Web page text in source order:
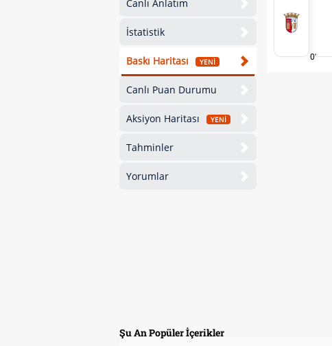
Canlı Anlatım
İstatistik
Baskı Haritası YENİ
Canlı Puan Durumu
Aksiyon Haritası YENİ
Tahminler
Yorumlar
0'
Şu An Popüler İçerikler